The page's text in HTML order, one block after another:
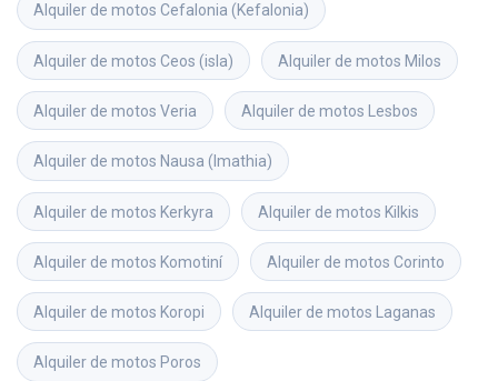
Alquiler de motos Cefalonia (Kefalonia)
Alquiler de motos Ceos (isla) Alquiler de motos Milos
Alquiler de motos Veria Alquiler de motos Lesbos
Alquiler de motos Nausa (Imathia)
Alquiler de motos Kerkyra Alquiler de motos Kilkis
Alquiler de motos Komotiní Alquiler de motos Corinto
Alquiler de motos Koropi Alquiler de motos Laganas
Alquiler de motos Poros